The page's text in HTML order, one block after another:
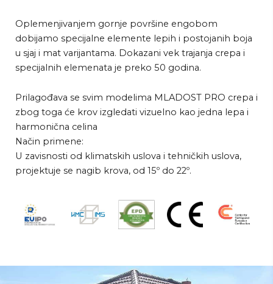
Oplemenjivanjem gornje površine engobom
dobijamo specijalne elemente lepih i postojanih boja
u sjaj i mat varijantama. Dokazani vek trajanja crepa i
specijalnih elemenata je preko 50 godina.
Prilagođava se svim modelima MLADOST PRO crepa i
zbog toga će krov izgledati vizuelno kao jedna lepa i
harmonična celina
Način primene:
U zavisnosti od klimatskih uslova i tehničkih uslova,
projektuje se nagib krova, od 15º do 22º.